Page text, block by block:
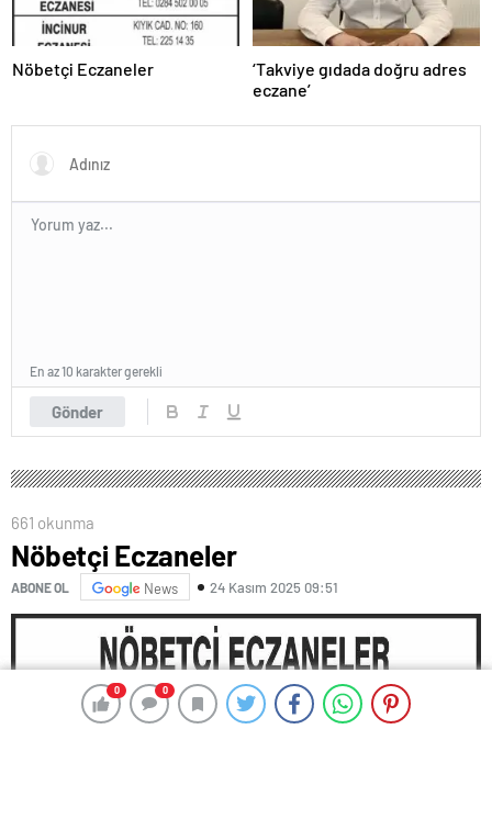
0 0
Nöbetçi Eczaneler
‘Takviye gıdada doğru adres
eczane’
Gönder
En az 10 karakter gerekli
661 okunma
Nöbetçi Eczaneler
ABONE OL News 24 Kasım 2025 09:51
0 0